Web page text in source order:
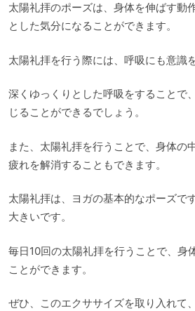
太陽礼拝のポーズは、身体を伸ばす動
とした気分になることができます。
太陽礼拝を行う際には、呼吸にも意識
深くゆっくりとした呼吸をすることで
じることができるでしょう。
また、太陽礼拝を行うことで、身体の
疲れを解消することもできます。
太陽礼拝は、ヨガの基本的なポーズで
大きいです。
毎日10回の太陽礼拝を行うことで、身
ことができます。
ぜひ、このエクササイズを取り入れて